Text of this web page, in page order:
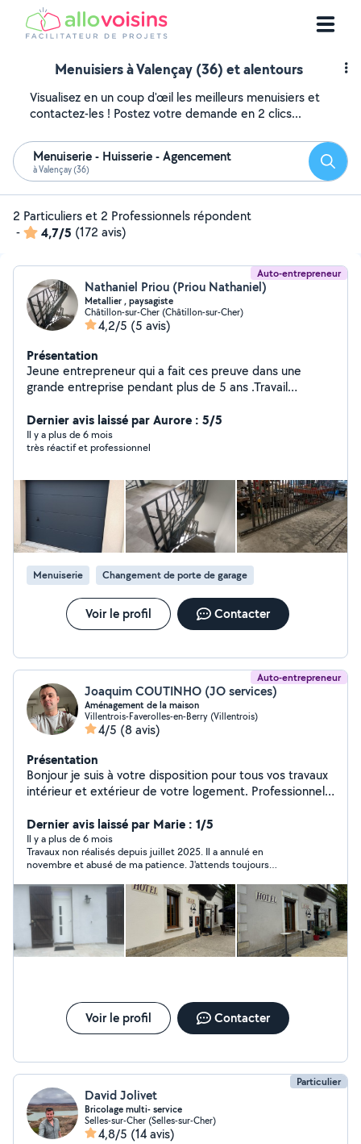
Menuisiers à Valençay (36) et alentours
Visualisez en un coup d'œil les meilleurs menuisiers et
contactez-les ! Postez votre demande en 2 clics...
Menuiserie - Huisserie - Agencement
à Valençay (36)
2 Particuliers et 2 Professionnels répondent
-
4,7/5 (172 avis)
Auto-entrepreneur
Nathaniel Priou (Priou Nathaniel)
Metallier , paysagiste
Châtillon-sur-Cher (Châtillon-sur-Cher)
4,2/5 (5 avis)
Présentation
Jeune entrepreneur qui a fait ces preuve dans une
grande entreprise pendant plus de 5 ans .Travail
sourire
Dernier avis laissé par Aurore : 5/5
Il y a plus de 6 mois
très réactif et professionnel
Menuiserie Changement de porte de garage
Voir le profil Contacter
Auto-entrepreneur
Joaquim COUTINHO (JO services)
Aménagement de la maison
Villentrois-Faverolles-en-Berry (Villentrois)
4/5 (8 avis)
Présentation
Bonjour je suis à votre disposition pour tous vos travaux
intérieur et extérieur de votre logement. Professionnel
proprement. N'hésitez pas à me contacter.
Cordialement. Jo services .
Dernier avis laissé par Marie : 1/5
Il y a plus de 6 mois
Travaux non réalisés depuis juillet 2025. Il a annulé en
novembre et abusé de ma patience. J'attends toujours
démarches. Difficile de faire confiance aujourd'hui surtout
après une expérience malhonnête.
Voir le profil Contacter
Particulier
David Jolivet
Bricolage multi- service
Selles-sur-Cher (Selles-sur-Cher)
4,8/5 (14 avis)